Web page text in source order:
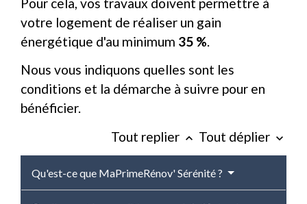
votre logement de réaliser un gain
énergétique d'au minimum 35 %.
Nous vous indiquons quelles sont les
conditions et la démarche à suivre pour en
bénéficier.
Tout replier keyboard_arrow_up Tout déplier keyboard_arrow_down
Qu'est-ce que MaPrimeRénov' Sérénité ?